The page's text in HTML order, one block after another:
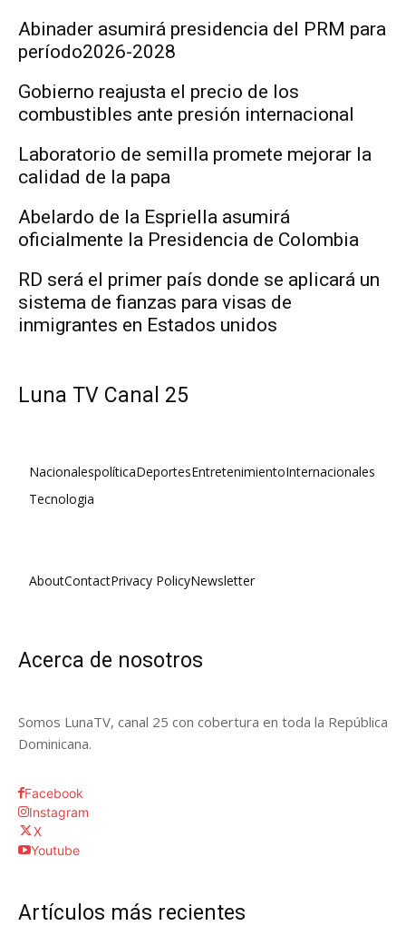
Abinader asumirá presidencia del PRM para
período2026-2028
Gobierno reajusta el precio de los
combustibles ante presión internacional
Laboratorio de semilla promete mejorar la
calidad de la papa
Abelardo de la Espriella asumirá
oficialmente la Presidencia de Colombia
RD será el primer país donde se aplicará un
sistema de fianzas para visas de
inmigrantes en Estados unidos
Luna TV Canal 25
NacionalespolíticaDeportesEntretenimientoInternacionales
Tecnologia
AboutContactPrivacy PolicyNewsletter
Acerca de nosotros
Somos LunaTV, canal 25 con cobertura en toda la República
Dominicana.
Facebook
Instagram
X
Youtube
Artículos más recientes